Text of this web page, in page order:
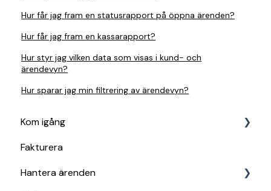
Hur får jag fram en statusrapport på öppna ärenden?
Hur får jag fram en kassarapport?
Hur styr jag vilken data som visas i kund- och
ärendevyn?
Hur sparar jag min filtrering av ärendevyn?
Kom igång
Kom igång i Amili
Kom igång i Amili AutoCollect
Fakturera
Hantera ärenden